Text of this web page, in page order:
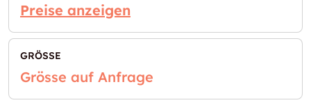
Preise anzeigen
GRÖSSE
Grösse auf Anfrage